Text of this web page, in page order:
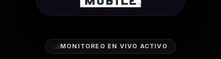
MONITOREO EN VIVO ACTIVO